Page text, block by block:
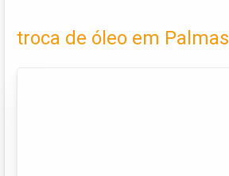
troca de óleo em Palmas